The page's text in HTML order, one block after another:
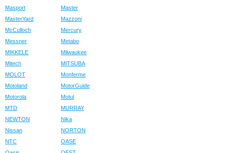
Masport
Master
MasterYard
Mazzoni
McCulloch
Mercury
Messner
Metabo
MIKKELE
Milwaukee
Mitech
MITSUBA
MOLOT
Monferme
Motoland
MotorGuide
Motorola
Motul
MTD
MURRAY
NEWTON
Nika
Nissan
NORTON
NTC
OASE